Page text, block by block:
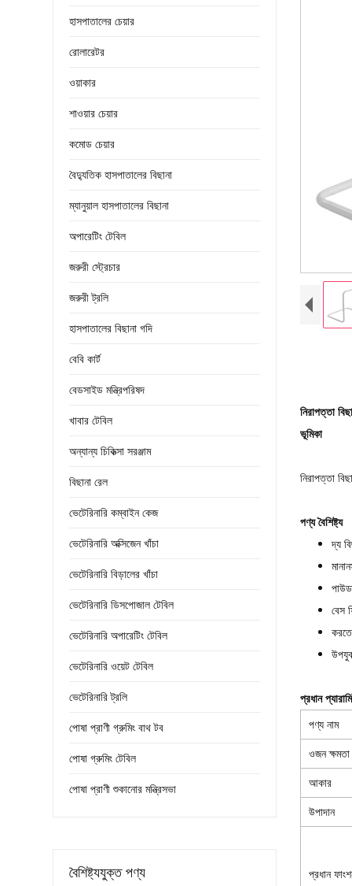
নিরাপত্তা
ভূমিকা
নিরাপত্তা
পণ্য বৈশিষ্ট্য
দ্য
বেস
প্রধান
পণ্য নাম
ওজন ক্ষমতা
আকার
উপাদান
প্রধান
হাসপাতালের চেয়ার
রোলারেটর
ওয়াকার
শাওয়ার চেয়ার
কমোড চেয়ার
বৈদ্যুতিক হাসপাতালের বিছানা
ম্যানুয়াল হাসপাতালের বিছানা
অপারেটিং টেবিল
জরুরী স্ট্রেচার
জরুরী ট্রলি
হাসপাতালের বিছানা গদি
বেবি কার্ট
বেডসাইড মন্ত্রিপরিষদ
খাবার টেবিল
অন্যান্য চিকিত্সা সরঞ্জাম
বিছানা রেল
ভেটেরিনারি কম্বাইন কেজ
ভেটেরিনারি অক্সিজেন খাঁচা
ভেটেরিনারি বিড়ালের খাঁচা
ভেটেরিনারি ডিসপোজাল টেবিল
ভেটেরিনারি অপারেটিং টেবিল
ভেটেরিনারি ওয়েট টেবিল
ভেটেরিনারি ট্রলি
পোষা প্রাণী গ্রুমিং বাথ টব
পোষা গ্রুমিং টেবিল
পোষা প্রাণী শুকানোর মন্ত্রিসভা
বৈশিষ্ট্যযুক্ত পণ্য